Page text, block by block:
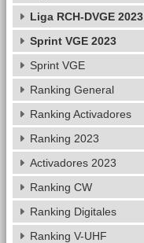
Liga RCH-DVGE 2023
Sprint VGE 2023
Sprint VGE
Ranking General
Ranking Activadores
Ranking 2023
Activadores 2023
Ranking CW
Ranking Digitales
Ranking V-UHF